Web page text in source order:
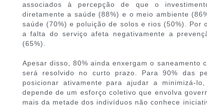
associados à percepção de que o
diretamente a saúde (88%) e o meio ambiente
saúde (70%) e poluição de solos e rios (50%). Por
a falta do serviço afeta negativamente a
(65%).
Apesar disso, 80% ainda enxergam o saneamento
será resolvido no curto prazo. Para 90% das
posicionar ativamente para ajudar a minimizá-
depende de um esforço coletivo que envolva
mais da metade dos indivíduos não conhece